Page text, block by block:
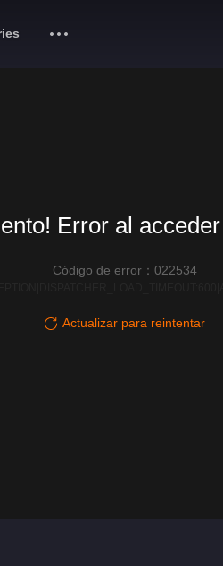
Error al
Código de error：022534
Actualizar para reintentar